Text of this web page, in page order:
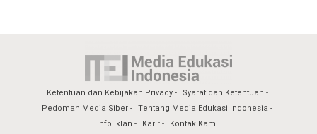
Ketentuan dan Kebijakan Privacy
Syarat dan Ketentuan
Pedoman Media Siber
Tentang Media Edukasi Indonesia
Info Iklan
Karir Kontak Kami